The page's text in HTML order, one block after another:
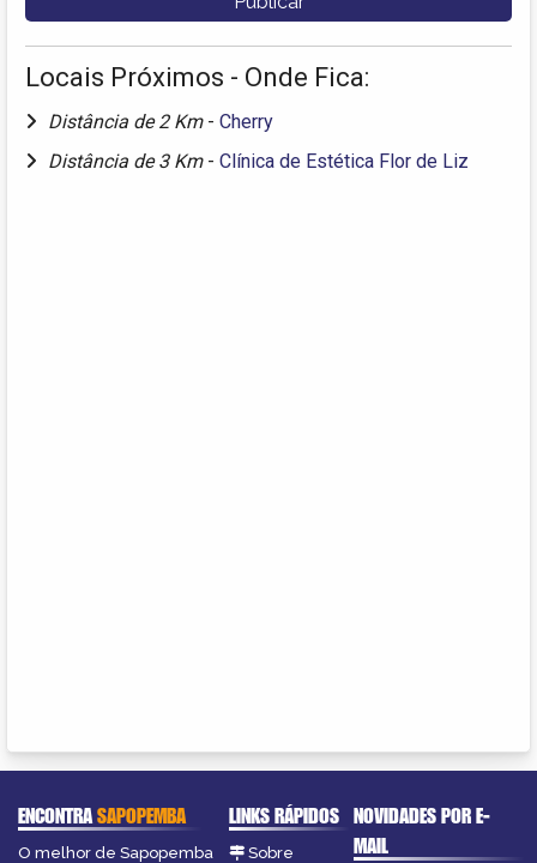
Locais Próximos - Onde Fica:
Distância de 2 Km - Cherry
Distância de 3 Km - Clínica de Estética Flor de Liz
ENCONTRASAPOPEMBA
O melhor de Sapopemba
LINKS RÁPIDOS
Sobre
NOVIDADES POR E-
MAIL